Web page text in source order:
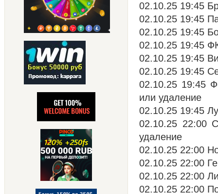
02.10.25 19:45
02.10.25 19:45
02.10.25 19:45
02.10.25 19:45
02.10.25 19:45
02.10.25 19:45
02.10.25 19:45
или удаление
02.10.25 19:45
02.10.25 22:00
удаление
02.10.25 22:00
02.10.25 22:00
02.10.25 22:00
02.10.25 22:00